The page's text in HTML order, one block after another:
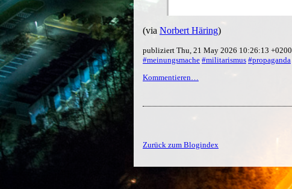
(via Norbert Häring)
publiziert Thu, 21 May 2026 10:26:13 +0200
#meinungsmache #militarismus #propaganda
Kommentieren…
Zurück zum Blogindex